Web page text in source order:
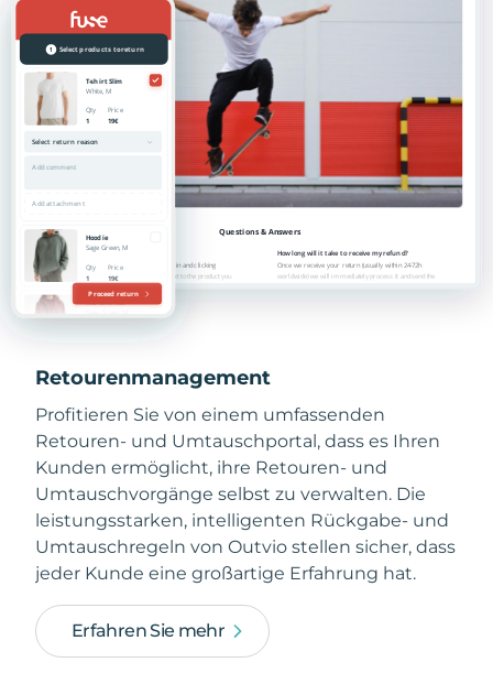
Retourenmanagement
Profitieren Sie von einem umfassenden
Retouren- und Umtauschportal, dass es Ihren
Kunden ermöglicht, ihre Retouren- und
Umtauschvorgänge selbst zu verwalten. Die
leistungsstarken, intelligenten Rückgabe- und
Umtauschregeln von Outvio stellen sicher, dass
jeder Kunde eine großartige Erfahrung hat.
Erfahren Sie mehr